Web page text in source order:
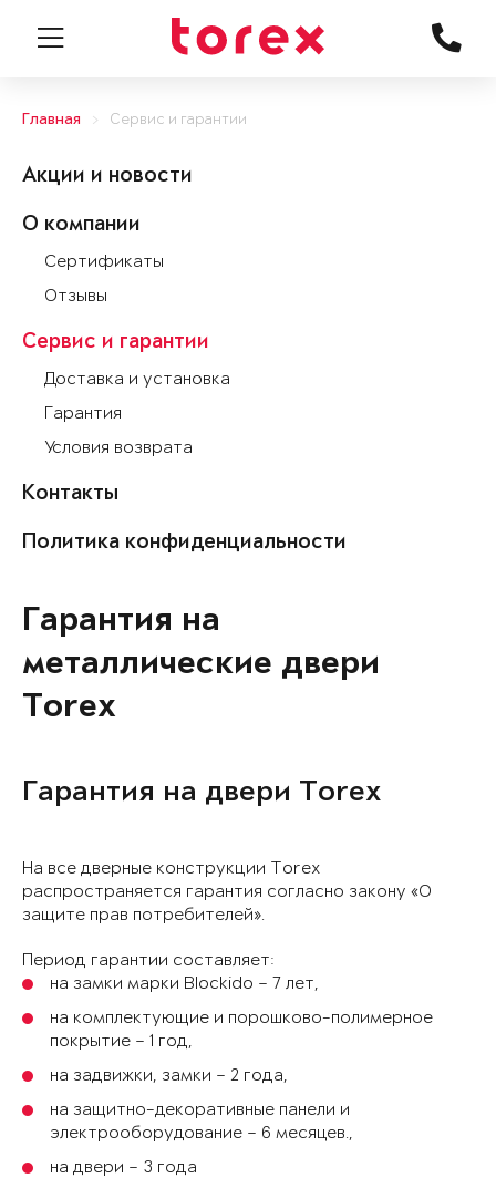
Главная Сервис и гарантии
Акции и новости
О компании
Сертификаты
Отзывы
Сервис и гарантии
Доставка и установка
Гарантия
Условия возврата
Контакты
Политика конфиденциальности
Гарантия на
металлические двери
Torex
Гарантия на двери Torex
На все дверные конструкции Torex
распространяется гарантия согласно закону «О
защите прав потребителей».
Период гарантии составляет:
на замки марки Blockido – 7 лет,
на комплектующие и порошково-полимерное
покрытие – 1 год,
на задвижки, замки – 2 года,
на защитно-декоративные панели и
электрооборудование – 6 месяцев.,
на двери – 3 года